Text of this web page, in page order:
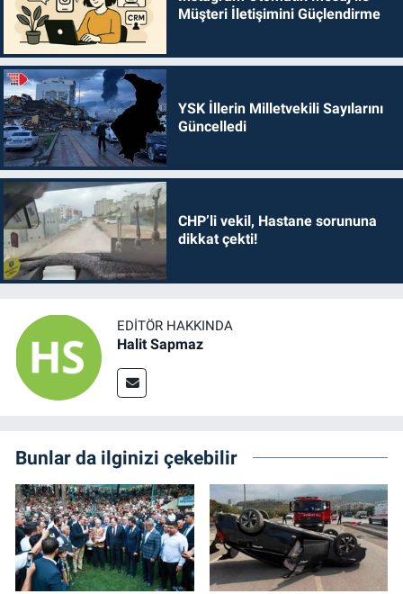
Müşteri İletişimini Güçlendirme
YSK İllerin Milletvekili Sayılarını
Güncelledi
CHP’li vekil, Hastane sorununa
dikkat çekti!
EDITÖR HAKKINDA
Halit Sapmaz
Bunlar da ilginizi çekebilir